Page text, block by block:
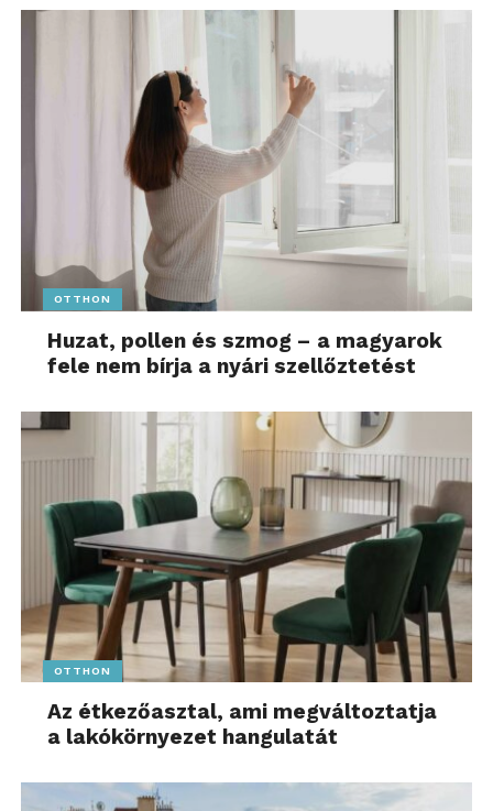
OTTHON
Huzat, pollen és szmog – a magyarok
fele nem bírja a nyári szellőztetést
OTTHON
Az étkezőasztal, ami megváltoztatja
a lakókörnyezet hangulatát